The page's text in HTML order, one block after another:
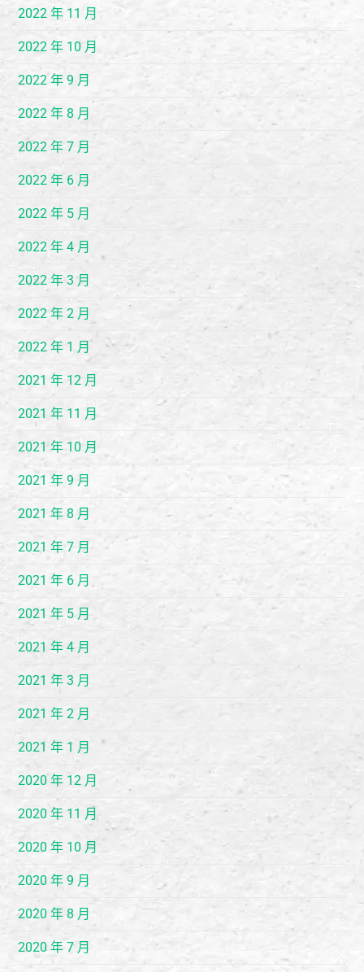
2022 年 11 月
2022 年 10 月
2022 年 9 月
2022 年 8 月
2022 年 7 月
2022 年 6 月
2022 年 5 月
2022 年 4 月
2022 年 3 月
2022 年 2 月
2022 年 1 月
2021 年 12 月
2021 年 11 月
2021 年 10 月
2021 年 9 月
2021 年 8 月
2021 年 7 月
2021 年 6 月
2021 年 5 月
2021 年 4 月
2021 年 3 月
2021 年 2 月
2021 年 1 月
2020 年 12 月
2020 年 11 月
2020 年 10 月
2020 年 9 月
2020 年 8 月
2020 年 7 月